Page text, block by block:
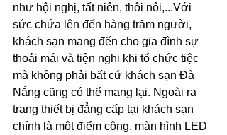
như hội nghị, tất niên, thôi nôi,...Với
sức chứa lên đến hàng trăm người,
khách sạn mang đến cho gia đình sự
thoải mái và tiện nghi khi tổ chức tiệc
mà không phải bất cứ khách sạn Đà
Nẵng cũng có thể mang lại. Ngoài ra
trang thiết bị đẳng cấp tại khách sạn
chính là một điểm cộng, màn hình LED